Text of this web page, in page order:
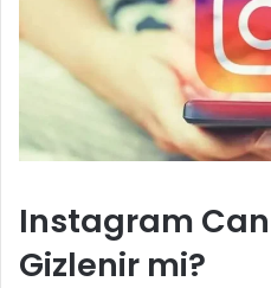
Instagram
Gizlenir mi?